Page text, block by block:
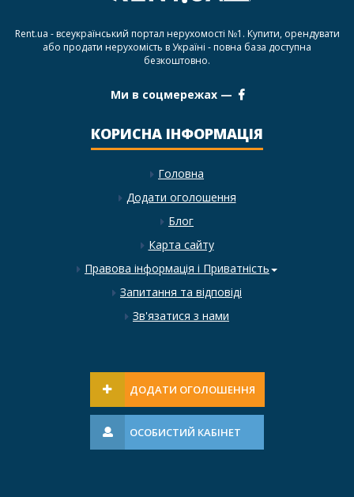
Rent.ua - всеукраїнський портал нерухомості №1. Купити, орендувати
або продати нерухомість в Україні - повна база доступна
безкоштовно.
Ми в соцмережах —
КОРИСНА ІНФОРМАЦІЯ
Головна
Додати оголошення
Блог
Карта сайту
Правова інформація і Приватність
Запитання та відповіді
Зв'язатися з нами
ДОДАТИ ОГОЛОШЕННЯ
ОСОБИСТИЙ КАБІНЕТ